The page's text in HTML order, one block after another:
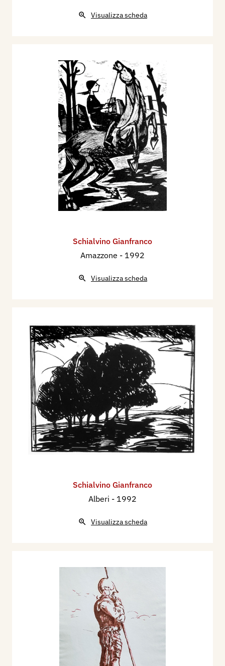
Visualizza scheda
Schialvino ​Gianfranco
Amazzone - 1992
Visualizza scheda
Schialvino ​Gianfranco
Alberi - 1992
Visualizza scheda